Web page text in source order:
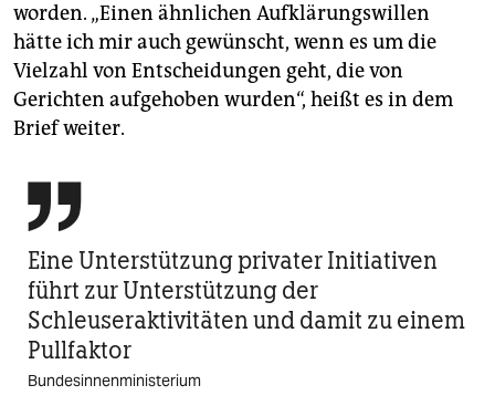
worden. „Einen ähnlichen Aufklärungswillen
hätte ich mir auch gewünscht, wenn es um die
Vielzahl von Entscheidungen geht, die von
Gerichten aufgehoben wurden“, heißt es in dem
Brief weiter.

Eine Unterstützung privater Initiativen
führt zur Unterstützung der
Schleuseraktivitäten und damit zu einem
Pullfaktor
Bundesinnenministerium